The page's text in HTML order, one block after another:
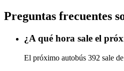
Preguntas frecuentes
¿A qué hora sale el
El próximo autobús 392 sale